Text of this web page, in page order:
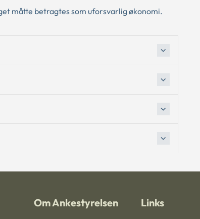
måtte betragtes som uforsvarlig økonomi.
Om Ankestyrelsen Links